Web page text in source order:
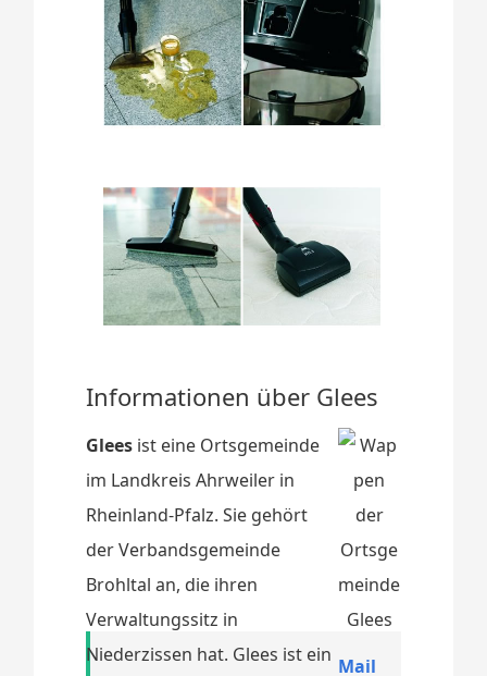
Informationen über Glees
Glees ist eine Ortsgemeinde
im Landkreis Ahrweiler in
Rheinland-Pfalz. Sie gehört
der Verbandsgemeinde
Brohltal an, die ihren
Verwaltungssitz in
Niederzissen hat. Glees ist ein Mail